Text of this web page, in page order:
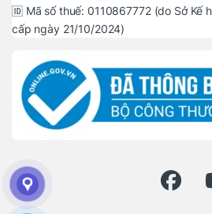
🆔 Mã số thuế: 0110867772 (do Sở Kế
cấp ngày 21/10/2024)